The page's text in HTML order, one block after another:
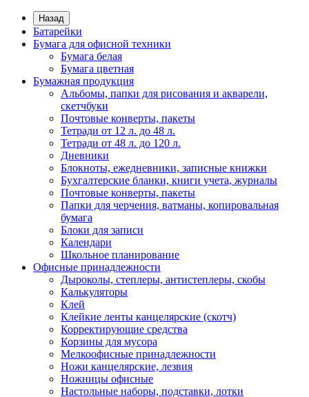
Назад
Батарейки
Бумага для офисной техники
Бумага белая
Бумага цветная
Бумажная продукция
Альбомы, папки для рисования и акварели,
скетчбуки
Почтовые конверты, пакеты
Тетради от 12 л. до 48 л.
Тетради от 48 л. до 120 л.
Дневники
Блокноты, ежедневники, записные книжки
Бухгалтерские бланки, книги учета, журналы
Почтовые конверты, пакеты
Папки для черчения, ватманы, копировальная
бумага
Блоки для записи
Календари
Школьное планирование
Офисные принадлежности
Дыроколы, степлеры, антистеплеры, скобы
Калькуляторы
Клей
Клейкие ленты канцелярские (скотч)
Корректирующие средства
Корзины для мусора
Мелкоофисные принадлежности
Ножи канцелярские, лезвия
Ножницы офисные
Настольные наборы, подставки, лотки